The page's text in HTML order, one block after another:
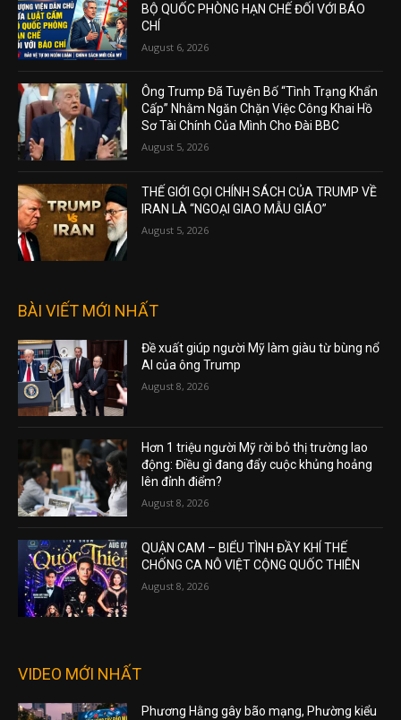
BỘ QUỐC PHÒNG HẠN CHẾ ĐỐI VỚI BÁO
CHÍ
August 6, 2026
Ông Trump Đã Tuyên Bố “Tình Trạng Khẩn
Cấp” Nhằm Ngăn Chặn Việc Công Khai Hồ
Sơ Tài Chính Của Mình Cho Đài BBC
August 5, 2026
THẾ GIỚI GỌI CHÍNH SÁCH CỦA TRUMP VỀ
IRAN LÀ “NGOẠI GIAO MẪU GIÁO”
August 5, 2026
BÀI VIẾT MỚI NHẤT
Đề xuất giúp người Mỹ làm giàu từ bùng nổ
AI của ông Trump
August 8, 2026
Hơn 1 triệu người Mỹ rời bỏ thị trường lao
động: Điều gì đang đẩy cuộc khủng hoảng
lên đỉnh điểm?
August 8, 2026
QUẬN CAM – BIỂU TÌNH ĐẦY KHÍ THẾ
CHỐNG CA NÔ VIỆT CỘNG QUỐC THIÊN
August 8, 2026
VIDEO MỚI NHẤT
Phương Hằng gây bão mạng, Phường kiểu